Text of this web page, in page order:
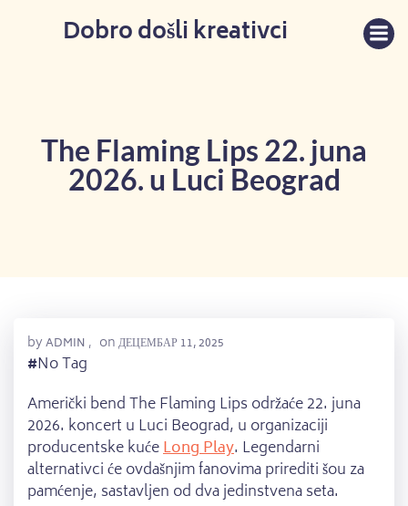
to
Dobro došli kreativci
The Flaming Lips 22. juna
2026. u Luci Beograd
byADMIN , onДЕЦЕМБАР 11, 2025
#No Tag
Američki bend The Flaming Lips održaće 22. juna
2026. koncert u Luci Beograd, u organizaciji
producentske kućeLong Play. Legendarni
alternativci će ovdašnjim fanovima prirediti šou za
pamćenje, sastavljen od dva jedinstvena seta.